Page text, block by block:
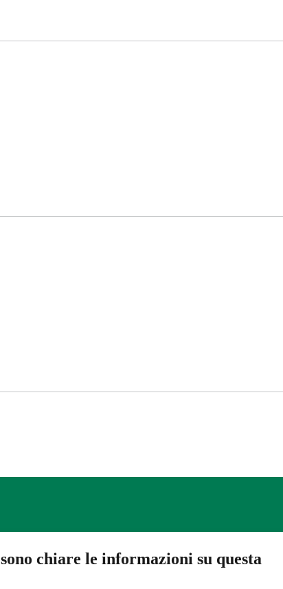
chiare le informazioni su questa